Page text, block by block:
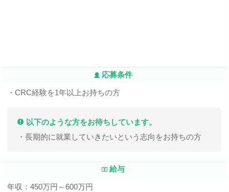
応募条件
・CRC経験を1年以上お持ちの方
以下のような方をお待ちしています。
・長期的に就業していきたいという志向をお持ちの方
給与
年収：450万円～600万円